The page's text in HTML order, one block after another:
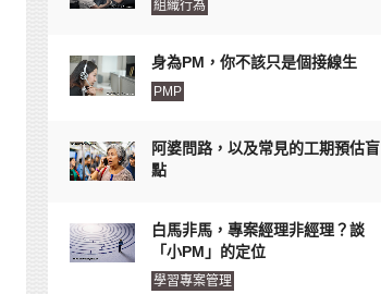
組織行為
身為PM，你不該只是個接線生
PMP
阿婆問路，以及常見的工期預估盲
點
白馬非馬，專案經理非經理？談
「小PM」的定位
學習專案管理